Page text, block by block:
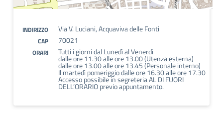
INDIRIZZO Via V. Luciani, Acquaviva delle Fonti
CAP 70021
ORARI Tutti i giorni dal Lunedì al Venerdì
dalle ore 11.30 alle ore 13.00 (Utenza esterna)
dalle ore 13.00 alle ore 13.45 (Personale interno)
Il martedì pomeriggio dalle ore 16.30 alle ore 17.30
Accesso possibile in segreteria AL DI FUORI
DELL’ORARIO previo appuntamento.